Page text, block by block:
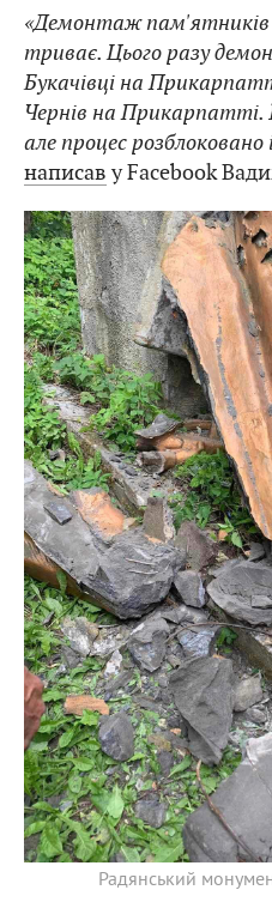
«Демонтаж пам'ятників
триває. Цього разу
Букачівці на
Чернів на
але процес
написав у Facebook
Радянський